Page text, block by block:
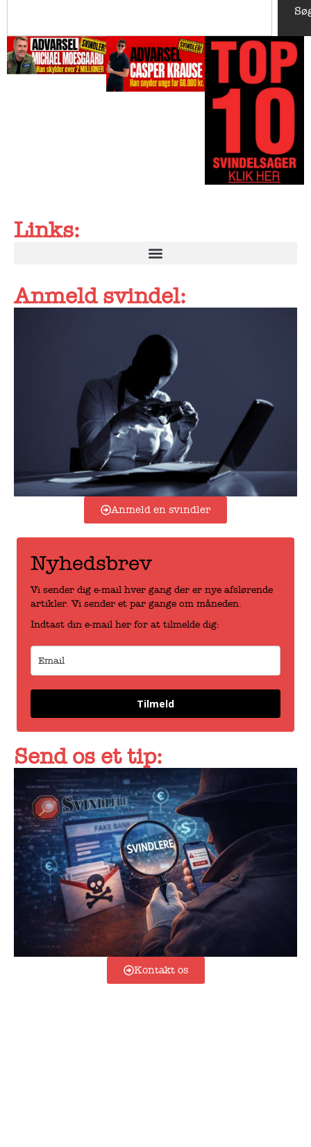
Links:
Anmeld svindel:
Anmeld en svindler
Nyhedsbrev
Vi sender dig e-mail hver gang der er nye afslørende
artikler. Vi sender et par gange om måneden.
Indtast din e-mail her for at tilmelde dig:
Tilmeld
Send os et tip:
Kontakt os